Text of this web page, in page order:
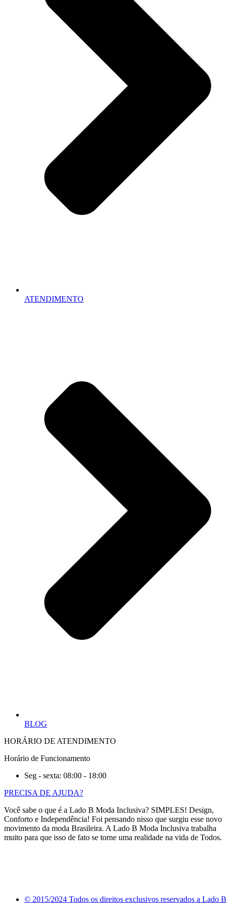
ATENDIMENTO
BLOG
HORÁRIO DE ATENDIMENTO
Horário de Funcionamento
Seg - sexta: 08:00 - 18:00
PRECISA DE AJUDA?
Você sabe o que é a Lado B Moda Inclusiva? SIMPLES! Design,
Conforto e Independência! Foi pensando nisso que surgiu esse novo
movimento da moda Brasileira. A Lado B Moda Inclusiva trabalha
muito para que isso de fato se torne uma realidade na vida de Todos.
© 2015/2024 Todos os direitos exclusivos reservados a Lado B